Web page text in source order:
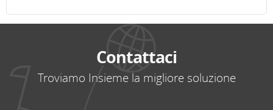
Contattaci
Troviamo Insieme la migliore soluzione